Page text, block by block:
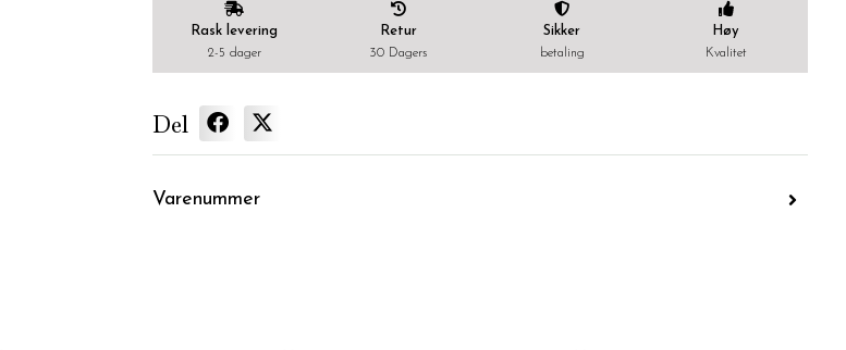
Rask levering
2-5 dager
Retur
30 Dagers
Sikker
betaling
Høy
Kvalitet
Del
Varenummer